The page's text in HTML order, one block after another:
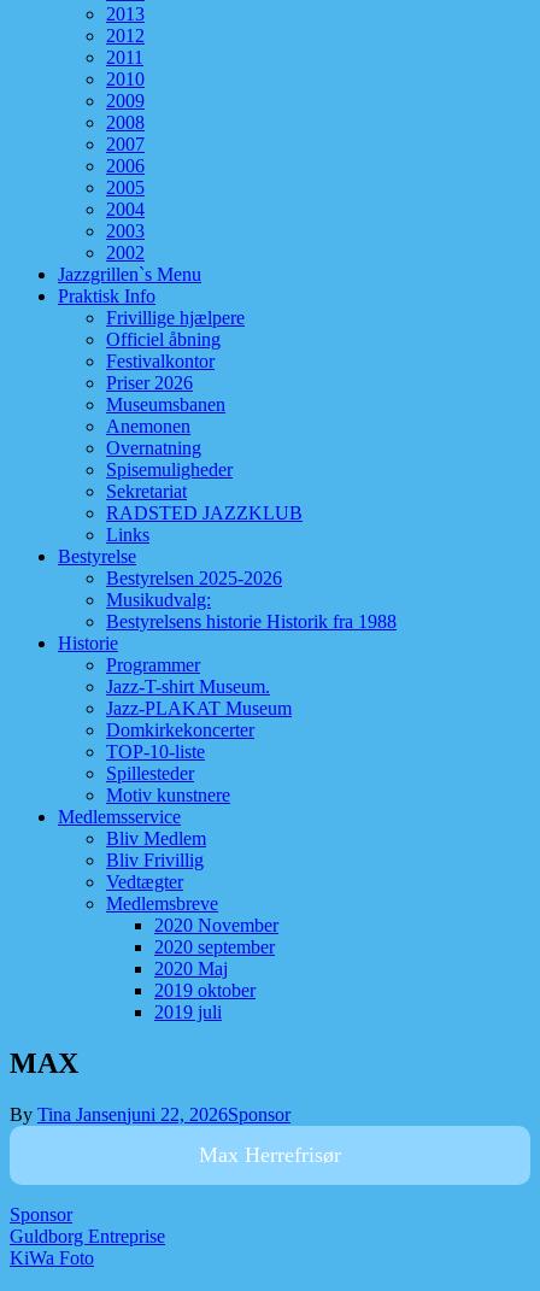
2013
2012
2011
2010
2009
2008
2007
2006
2005
2004
2003
2002
Jazzgrillen`s Menu
Praktisk Info
Frivillige hjælpere
Officiel åbning
Festivalkontor
Priser 2026
Museumsbanen
Anemonen
Overnatning
Spisemuligheder
Sekretariat
RADSTED JAZZKLUB
Links
Bestyrelse
Bestyrelsen 2025-2026
Musikudvalg:
Bestyrelsens historie Historik fra 1988
Historie
Programmer
Jazz-T-shirt Museum.
Jazz-PLAKAT Museum
Domkirkekoncerter
TOP-10-liste
Spillesteder
Motiv kunstnere
Medlemsservice
Bliv Medlem
Bliv Frivillig
Vedtægter
Medlemsbreve
2020 November
2020 september
2020 Maj
2019 oktober
2019 juli
MAX
By Tina Jansenjuni 22, 2026Sponsor
Max Herrefrisør
Sponsor
Indlægsnavigation
Guldborg Entreprise
KiWa Foto